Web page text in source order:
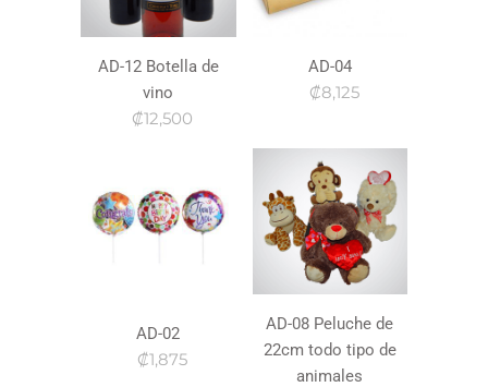
AD-12 Botella de
vino
₡12,500
AD-04
₡8,125
AD-02
₡1,875
AD-08 Peluche de
22cm todo tipo de
animales